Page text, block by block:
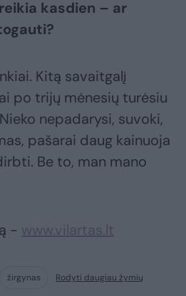
kasdien – ar
Kitą savaitgalį
po trijų mėnesių turėsiu
nepadarysi, suvoki,
pašarai daug kainuoja
Be to, man mano
- www.vilartas.lt
žirgynas Rodyti daugiau žymių